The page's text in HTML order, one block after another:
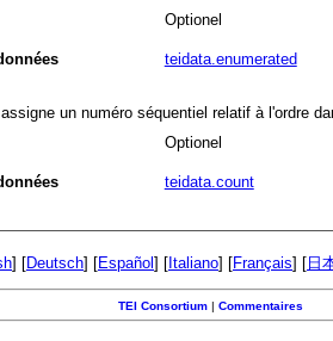
Optionel
teidata.enumerated
un numéro séquentiel relatif à l'ordre
Optionel
teidata.count
] [Deutsch] [Español] [Italiano] [Français] [日
TEI Consortium| Commentaires